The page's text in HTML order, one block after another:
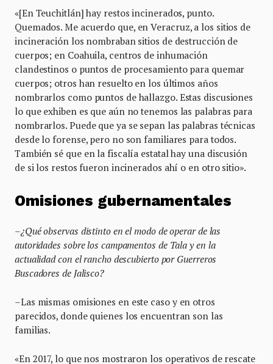
«[En Teuchitlán] hay restos incinerados, punto.
Quemados. Me acuerdo que, en Veracruz, a los sitios de
incineración los nombraban sitios de destrucción de
cuerpos; en Coahuila, centros de inhumación
clandestinos o puntos de procesamiento para quemar
cuerpos; otros han resuelto en los últimos años
nombrarlos como puntos de hallazgo. Estas discusiones
lo que exhiben es que aún no tenemos las palabras para
nombrarlos. Puede que ya se sepan las palabras técnicas
desde lo forense, pero no son familiares para todos.
También sé que en la fiscalía estatal hay una discusión
de si los restos fueron incinerados ahí o en otro sitio».
Omisiones gubernamentales
–¿Qué observas distinto en el modo de operar de las
autoridades sobre los campamentos de Tala y en la
actualidad con el rancho descubierto por Guerreros
Buscadores de Jalisco?
–Las mismas omisiones en este caso y en otros
parecidos, donde quienes los encuentran son las
familias.
«En 2017, lo que nos mostraron los operativos de rescate